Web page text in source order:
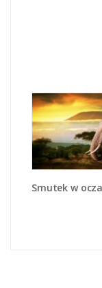
Smutek w oczach